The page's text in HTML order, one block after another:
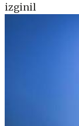
izginil